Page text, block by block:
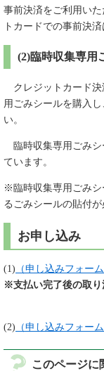
事前決済をご利用い
トカードでの事前決
(2)臨時収集専用
クレジットカード決
用ごみシールを購入
い。
臨時収集専用ごみシ
ています。
※臨時収集専用ごみシ
るごみシールの貼付が
お申し込み
(1) （申し込みフォー
※支払い完了後の取り
(2) （申し込みフォー
このページに